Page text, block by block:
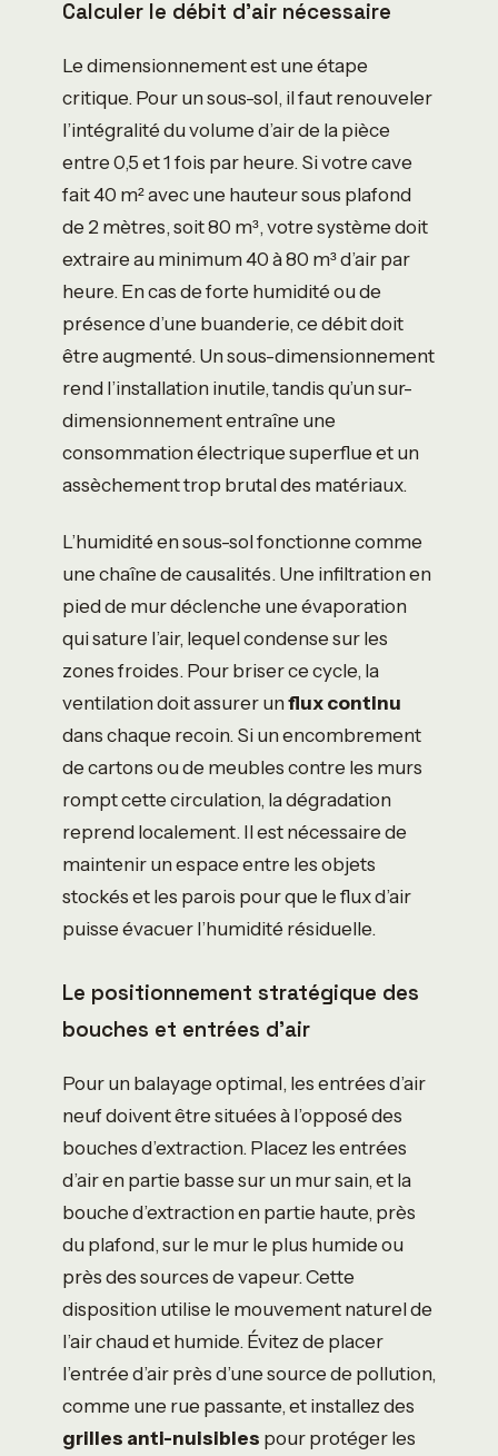
Calculer le débit d’air nécessaire
Le dimensionnement est une étape
critique. Pour un sous-sol, il faut renouveler
l’intégralité du volume d’air de la pièce
entre 0,5 et 1 fois par heure. Si votre cave
fait 40 m² avec une hauteur sous plafond
de 2 mètres, soit 80 m³, votre système doit
extraire au minimum 40 à 80 m³ d’air par
heure. En cas de forte humidité ou de
présence d’une buanderie, ce débit doit
être augmenté. Un sous-dimensionnement
rend l’installation inutile, tandis qu’un sur-
dimensionnement entraîne une
consommation électrique superflue et un
assèchement trop brutal des matériaux.
L’humidité en sous-sol fonctionne comme
une chaîne de causalités. Une infiltration en
pied de mur déclenche une évaporation
qui sature l’air, lequel condense sur les
zones froides. Pour briser ce cycle, la
ventilation doit assurer unflux continu
dans chaque recoin. Si un encombrement
de cartons ou de meubles contre les murs
rompt cette circulation, la dégradation
reprend localement. Il est nécessaire de
maintenir un espace entre les objets
stockés et les parois pour que le flux d’air
puisse évacuer l’humidité résiduelle.
Le positionnement stratégique des
bouches et entrées d’air
Pour un balayage optimal, les entrées d’air
neuf doivent être situées à l’opposé des
bouches d’extraction. Placez les entrées
d’air en partie basse sur un mur sain, et la
bouche d’extraction en partie haute, près
du plafond, sur le mur le plus humide ou
près des sources de vapeur. Cette
disposition utilise le mouvement naturel de
l’air chaud et humide. Évitez de placer
l’entrée d’air près d’une source de pollution,
comme une rue passante, et installez des
grilles anti-nuisibles pour protéger les